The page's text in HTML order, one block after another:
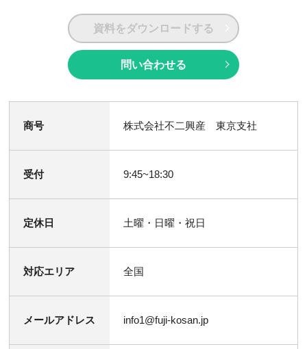
資料をダウンロードする
問い合わせる
商号 株式会社不二興産 東京支社
受付 9:45~18:30
定休日 土曜・日曜・祝日
対応エリア 全国
メールアドレス info1@fuji-kosan.jp